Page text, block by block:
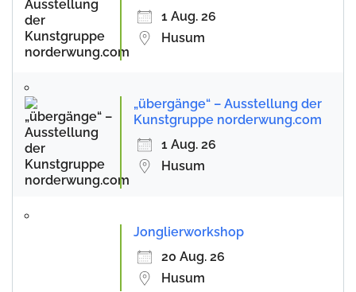
1 Aug. 26
Husum
„übergänge“ – Ausstellung der
Kunstgruppe norderwung.com
1 Aug. 26
Husum
Jonglierworkshop
20 Aug. 26
Husum